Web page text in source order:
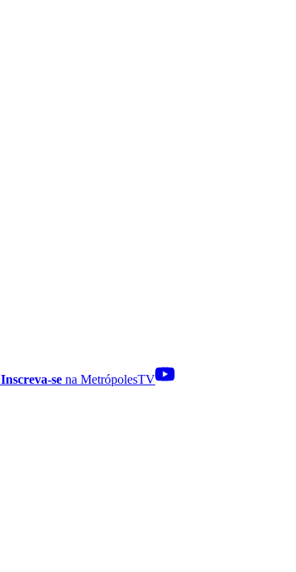
Inscreva-se na MetrópolesTV